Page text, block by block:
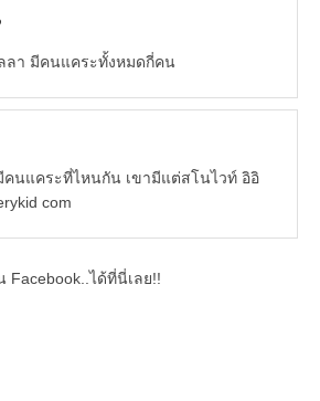
ลลา มีคนแคระทั้งหมดกี่คน
คนแคระที่ไหนกัน เขามีแต่สโนไวท์ อิอิ
com
Facebook..ได้ที่นี่เลย!!